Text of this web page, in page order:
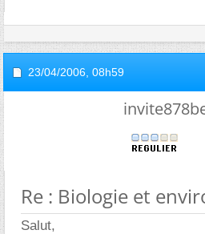
23/04/2006, 08h59
Re : Biologie et
Salut,